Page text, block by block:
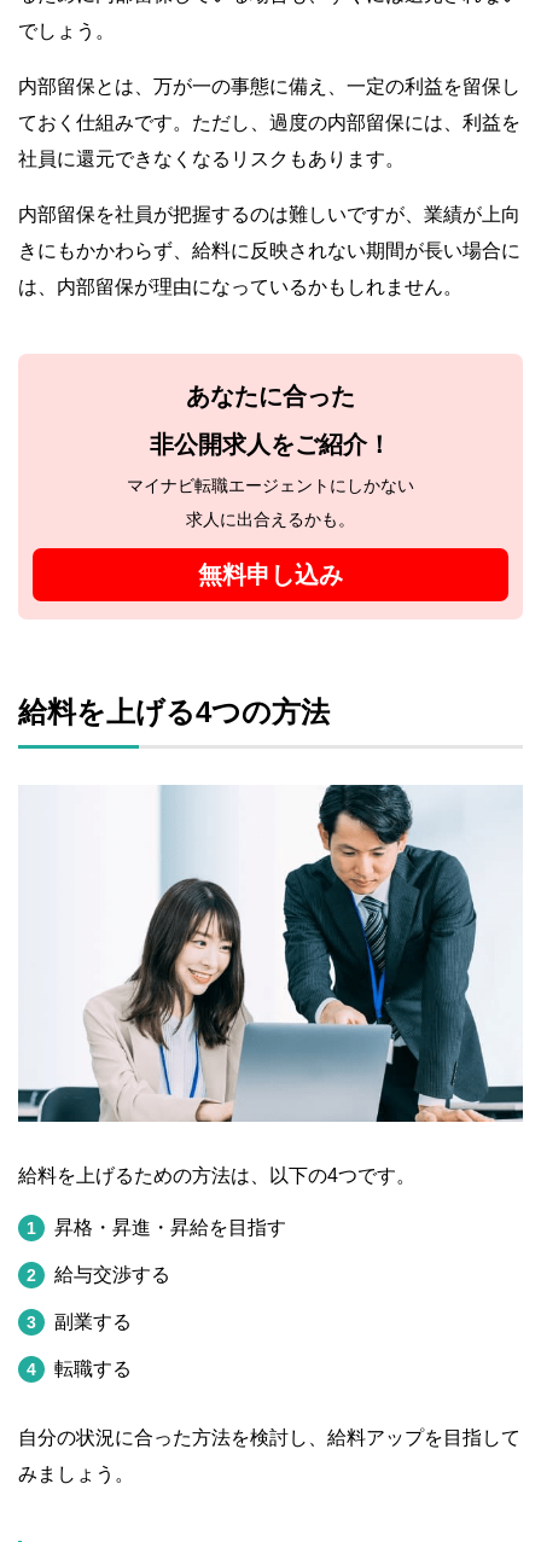
でしょう。
内部留保とは、万が一の事態に備え、一定の利益を留保し
ておく仕組みです。ただし、過度の内部留保には、利益を
社員に還元できなくなるリスクもあります。
内部留保を社員が把握するのは難しいですが、業績が上向
きにもかかわらず、給料に反映されない期間が長い場合に
は、内部留保が理由になっているかもしれません。
あなたに合った
非公開求人をご紹介！
マイナビ転職エージェントにしかない
求人に出合えるかも。
無料申し込み
給料を上げる4つの方法
給料を上げるための方法は、以下の4つです。
昇格・昇進・昇給を目指す
給与交渉する
副業する
転職する
自分の状況に合った方法を検討し、給料アップを目指して
みましょう。